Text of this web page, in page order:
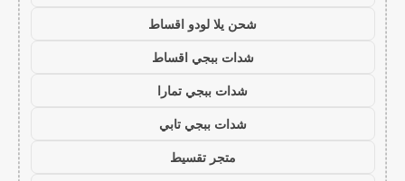
شحن يلا لودو اقساط
شدات ببجي اقساط
شدات ببجي تمارا
شدات ببجي تابي
متجر تقسيط